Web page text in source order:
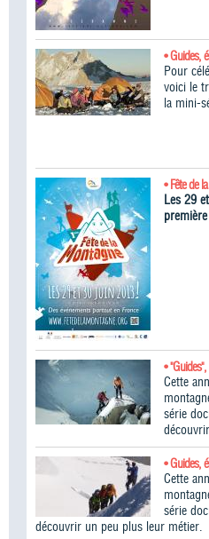
• Guides,
Pour
voici le
la mini-
• Fête de
Les 29
•
Cette
série
• Guides,
Cette
série
découvrir un peu plus leur métier.